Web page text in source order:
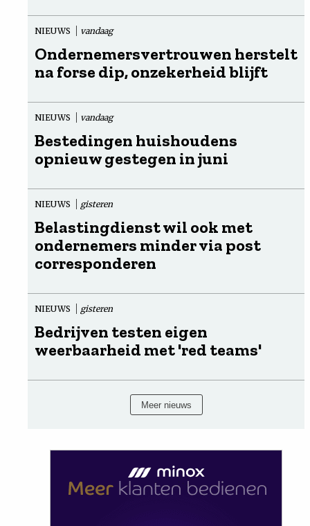
NIEUWS vandaag
Ondernemersvertrouwen herstelt
na forse dip, onzekerheid blijft
NIEUWS vandaag
Bestedingen huishoudens
opnieuw gestegen in juni
NIEUWS gisteren
Belastingdienst wil ook met
ondernemers minder via post
corresponderen
NIEUWS gisteren
Bedrijven testen eigen
weerbaarheid met 'red teams'
Meer nieuws